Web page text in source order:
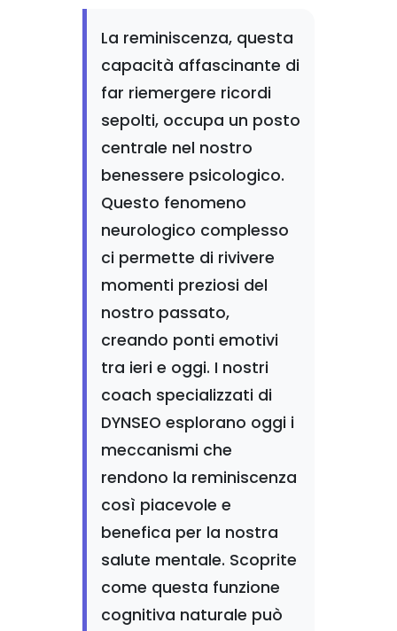
La reminiscenza, questa
capacità affascinante di
far riemergere ricordi
sepolti, occupa un posto
centrale nel nostro
benessere psicologico.
Questo fenomeno
neurologico complesso
ci permette di rivivere
momenti preziosi del
nostro passato,
creando ponti emotivi
tra ieri e oggi. I nostri
coach specializzati di
DYNSEO esplorano oggi i
meccanismi che
rendono la reminiscenza
così piacevole e
benefica per la nostra
salute mentale. Scoprite
come questa funzione
cognitiva naturale può